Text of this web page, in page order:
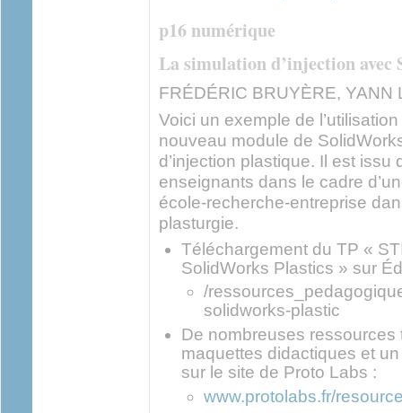
p16 numérique
La simulation d’injection avec
FRÉDÉRIC BRUYÈRE, YANN
Voici un exemple de
nouveau module de
d’injection plastique. Il est issu
enseignants dans le cadre
école-recherche-entreprise
plasturgie.
Téléchargement du TP «
SolidWorks Plastics » sur
/
solidworks-plastic
De nombreuses
maquettes didactiques et
sur le site de Proto Labs :
www.protolabs.fr/